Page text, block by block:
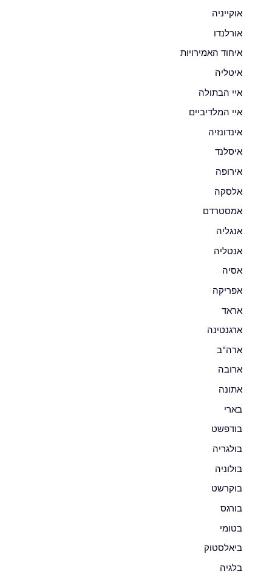
אוקייניה
אורלנדו
איחוד האמירויות
איטליה
איי הבתולה
איי המלדיביים
אינדונזיה
איסלנד
אירופה
אלסקה
אמסטרדם
אנגליה
אנטליה
אסיה
אפריקה
אראד
ארגנטינה
ארה"ב
ארובה
אתונה
בארי
בודפשט
בולגריה
בולוניה
בוקרשט
בורגס
בטומי
ביאלסטוק
בלגיה